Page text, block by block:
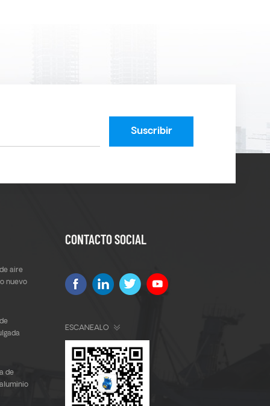
CONTACTO SOCIAL
ESCANEALO
aire
nuevo
de